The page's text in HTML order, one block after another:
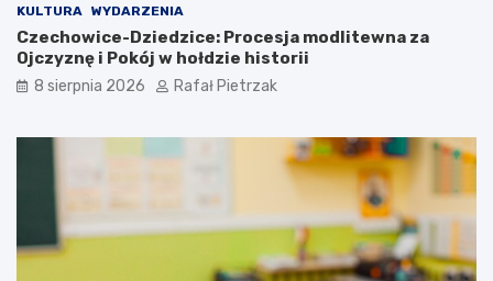
KULTURA WYDARZENIA
Czechowice-Dziedzice: Procesja modlitewna za
Ojczyznę i Pokój w hołdzie historii
8 sierpnia 2026 Rafał Pietrzak